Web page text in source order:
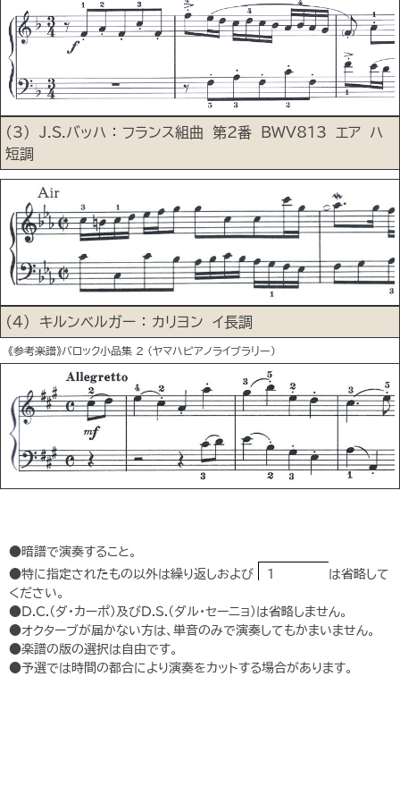
(3) J.S.バッハ ： フランス組曲 第2番 BWV813 エア ハ
短調
(4) キルンベルガー ： カリヨン イ長調
《参考楽譜》バロック小品集 2 (ヤマハピアノライブラリー)
●暗譜で演奏すること。
●特に指定されたもの以外は繰り返しおよび
1
は省略して
ください。
●D.C.（ダ・カーポ）及びD.S.（ダル・セーニョ）は省略しません。
●オクターブが届かない方は、単音のみで演奏してもかまいません。
●楽譜の版の選択は自由です。
●予選では時間の都合により演奏をカットする場合があります。